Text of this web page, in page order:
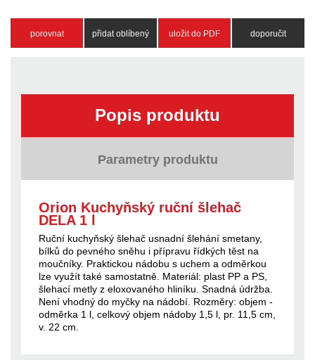
porovnat přidat oblíbený uložit do PDF doporučit
Popis produktu
Parametry produktu
Orion Kuchyňský ruční šlehač
DELA 1 l
Ruční kuchyňský šlehač usnadní šlehání smetany,
bílků do pevného sněhu i přípravu řídkých těst na
moučníky. Praktickou nádobu s uchem a odměrkou
lze využít také samostatně. Materiál: plast PP a PS,
šlehací metly z eloxovaného hliníku. Snadná údržba.
Není vhodný do myčky na nádobí. Rozměry: objem -
odměrka 1 l, celkový objem nádoby 1,5 l, pr. 11,5 cm,
v. 22 cm.